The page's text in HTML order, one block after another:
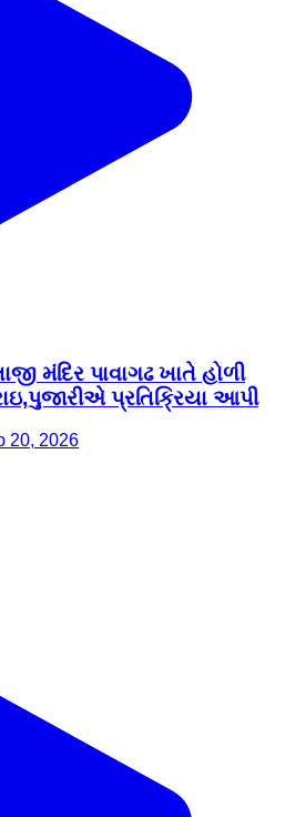
મંદિર પાવાગઢ ખાતે હોળી
પ્રતિક્રિયા આપી
20, 2026